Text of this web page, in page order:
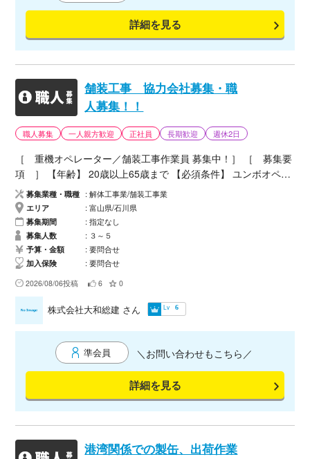
詳細を見る
舗装工事 協力会社募集・職
人募集！！
職人募集 一人親方歓迎 正社員 長期歓迎 週休2日
［ 重機オペレーター／舗装工事作業員 募集中！］ ［ 募集要
項 ］ 【年齢】 20歳以上65歳まで 【必須条件】 ユンボオペレ
ーターの経験者、車両系建設機械資格取得者、小型移動式クレ
ーン取得者、玉掛け取得者 【待遇】 昇給制度あり、（※経
験、能力により決定致します） 【勤務】 週休二日制（8:00頃～
17:00頃）※休憩1時間あり、現場により時間が変わる場合があり
ます。 【給与】 重機オペレーター18,000円～ 舗装作業員15,,0
00円～ ［ こんな方におススメ！］ ◆ 長期就業をご希望の
方！ ◆ 仕事を意欲的に行いたい方！ ◆ 経験や技術を活かした
い方！など ［ ご連絡いただける方へ ］ 「サガツクを見た」
とおっしゃって頂けるとスムーズです。 皆さまからのご応募を
心よりお待ちしております。 セールス、勧誘等の業者の連絡は
ご遠慮ください
募集業種・職種
解体工事業/舗装工事業
エリア
富山県/石川県
募集期間
指定なし
募集人数
３～５
予算・金額
要問合せ
加入保険
要問合せ
2026/08/06投稿 6 0
準会員 ＼お問い合わせもこちら／
詳細を見る
株式会社大和総建 さん Lv 6
港湾関係での製缶、出荷作業